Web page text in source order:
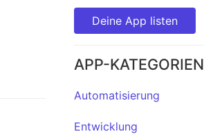
Deine App listen
APP-KATEGORIEN
Automatisierung
Entwicklung